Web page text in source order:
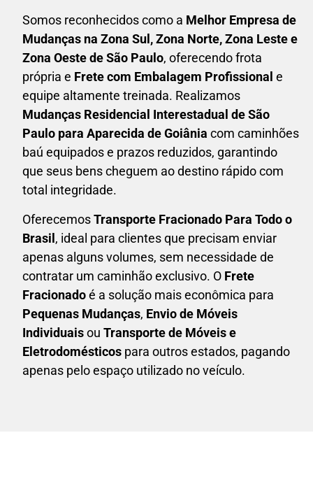
Somos reconhecidos como a Melhor Empresa de
Mudanças na Zona Sul, Zona Norte, Zona Leste e
Zona Oeste de São Paulo, oferecendo frota
própria e Frete com Embalagem Profissional e
equipe altamente treinada. Realizamos
Mudanças Residencial Interestadual de São
Paulo para Aparecida de Goiânia com caminhões
baú equipados e prazos reduzidos, garantindo
que seus bens cheguem ao destino rápido com
total integridade.
OferecemosTransporte Fracionado Para Todo o
Brasil, ideal para clientes que precisam enviar
apenas alguns volumes, sem necessidade de
contratar um caminhão exclusivo. O Frete
Fracionadoé a solução mais econômica para
Pequenas Mudanças, Envio de Móveis
Individuaisou Transporte de Móveis e
Eletrodomésticos para outros estados, pagando
apenas pelo espaço utilizado no veículo.